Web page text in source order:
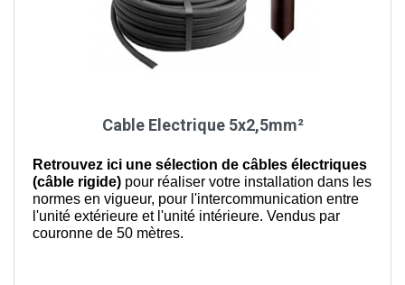
Cable Electrique 5x2,5mm²
Retrouvez ici une sélection de câbles électriques
(câble rigide) pour réaliser votre installation dans les
normes en vigueur, pour l'intercommunication entre
l'unité extérieure et l'unité intérieure. Vendus par
couronne de 50 mètres.